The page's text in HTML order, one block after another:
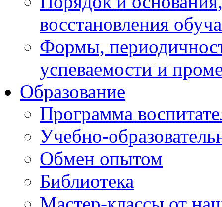
восстановления
Формы,
успеваемости и
Образование
Программа
Учебно-
Обмен опытом
Библиотека